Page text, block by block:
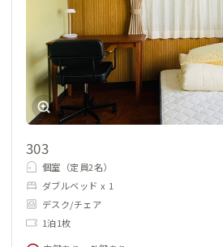
303
個室（定員2名）
ダブルベッド x 1
デスク/チェア
1泊1枚